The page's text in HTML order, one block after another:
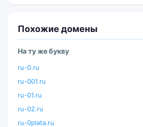
Похожие домены
На ту же букву
ru-0.ru
ru-001.ru
ru-01.ru
ru-02.ru
ru-0plata.ru